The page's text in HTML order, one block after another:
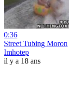
0:36
Street Tubing Moron
Imhotep
il y a 18 ans